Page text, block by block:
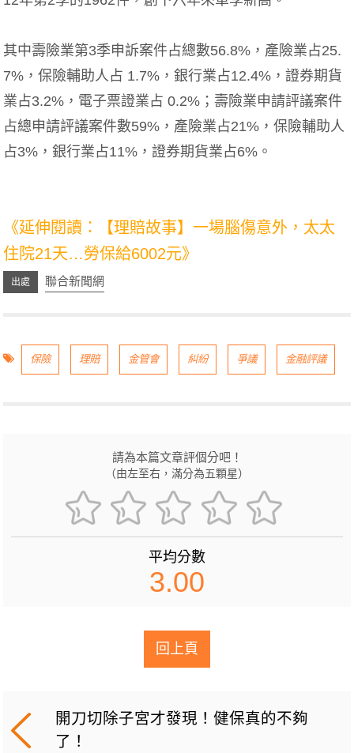
其中壽險業第3季申訴案件占總數56.8%，產險業占25.
7%，保險輔助人占 1.7%，銀行業占12.4%，證券期貨
業占3.2%，電子票證業占 0.2%；壽險業申請評議案件
占總申請評議案件數59%，產險業占21%，保險輔助人
占3%，銀行業占11%，證券期貨業占6%。
《延伸閱讀：
【理賠故事】一場腦傷意外，太太
住院21天…勞保給6002元》
聯合新聞網
保險 理賠 金管會 糾紛 爭議 金融評議
請為本篇文章評個分吧！
（由左至右，滿分為五顆星）
平均分數
3.00
回上頁
開刀切除子宮才發現！健保真的不夠
了！